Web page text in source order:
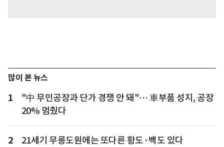
많이 본 뉴스
1
"中 무인공장과 단가 경쟁 안 돼"… 車부품 성지, 공장
20% 멈췄다
2 21세기 무릉도원에는 또다른 황도·백도 있다